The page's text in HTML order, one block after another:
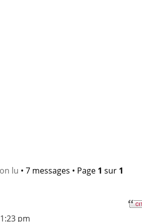
lu • 7 messages • Page 1 sur 1
pm